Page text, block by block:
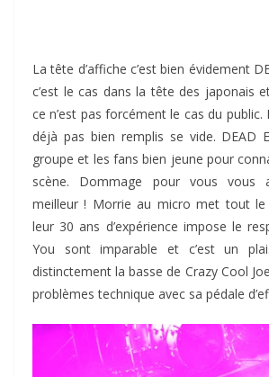
La tête d’affiche c’est bien évidement
c’est le cas dans la tête des japonais
ce n’est pas forcément le cas du public.
déjà pas bien remplis se vide. DEAD
groupe et les fans bien jeune pour
scène. Dommage pour vous vous
meilleur ! Morrie au micro met tout le
leur 30 ans d’expérience impose le
You sont imparable et c’est un
distinctement la basse de Crazy Cool
problèmes technique avec sa pédale